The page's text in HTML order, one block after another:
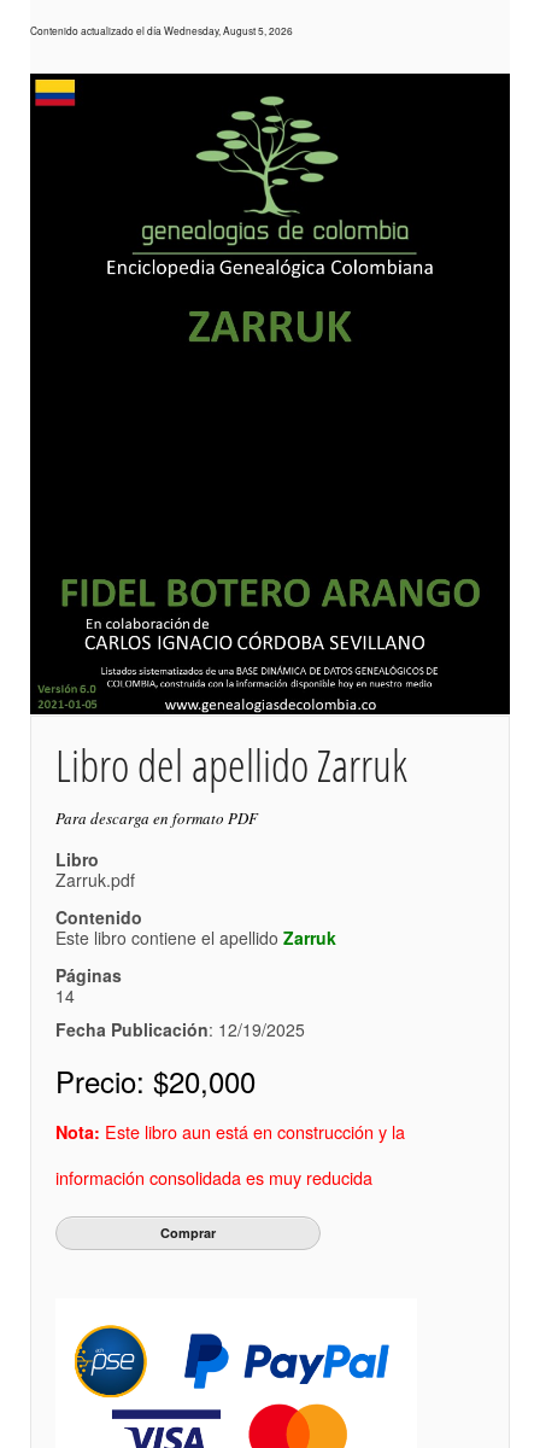
Contenido actualizado el día Wednesday, August 5, 2026
Libro del apellido Zarruk
Para descarga en formato PDF
Libro
Zarruk.pdf
Contenido
Este libro contiene el apellido Zarruk
Páginas
14
Fecha Publicación: 12/19/2025
Precio: $20,000
Nota: Este libro aun está en construcción y la
información consolidada es muy reducida